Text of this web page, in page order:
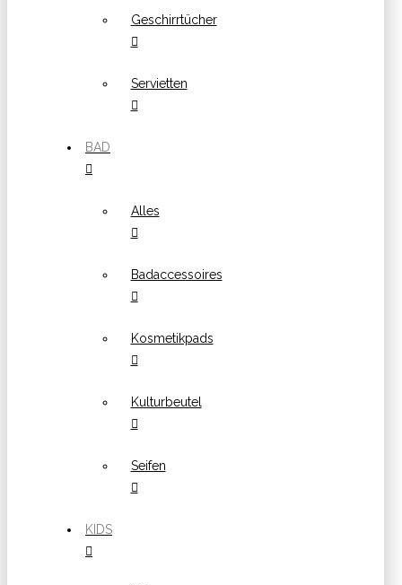
Geschirrtücher
Servietten
BAD
Alles
Badaccessoires
Kosmetikpads
Kulturbeutel
Seifen
KIDS